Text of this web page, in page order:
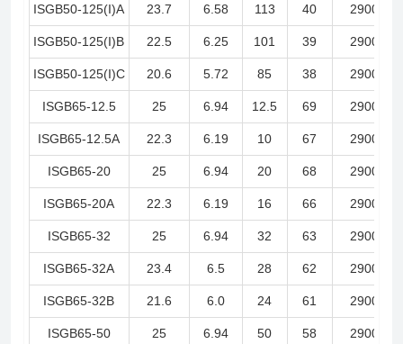
ISGB50-125(I)A 23.7 6.58 113 40 2900
ISGB50-125(I)B 22.5 6.25 101 39 2900
ISGB50-125(I)C 20.6 5.72 85 38 2900
ISGB65-12.5 25 6.94 12.5 69 2900
ISGB65-12.5A 22.3 6.19 10 67 2900
ISGB65-20 25 6.94 20 68 2900
ISGB65-20A 22.3 6.19 16 66 2900
ISGB65-32 25 6.94 32 63 2900
ISGB65-32A 23.4 6.5 28 62 2900
ISGB65-32B 21.6 6.0 24 61 2900
ISGB65-50 25 6.94 50 58 2900